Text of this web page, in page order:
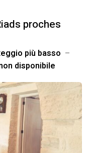
proches
più basso –
disponibile